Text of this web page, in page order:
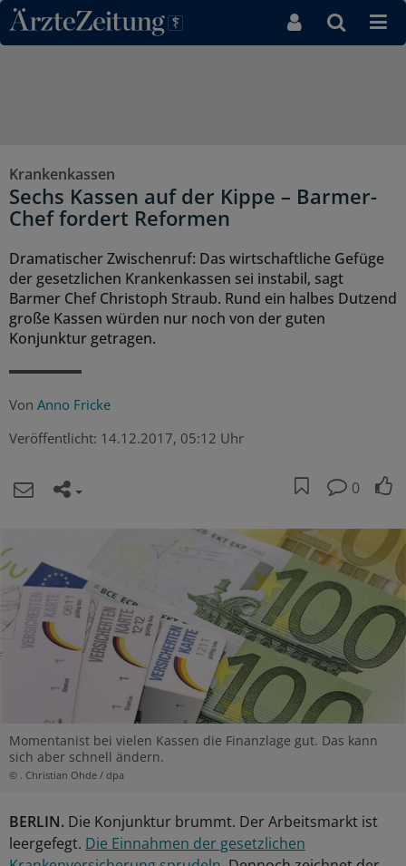
Direkt zum Inhaltsbereich
Krankenkassen
Sechs Kassen auf der Kippe – Barmer-
Chef fordert Reformen
Dramatischer Zwischenruf: Das wirtschaftliche Gefüge
der gesetzlichen Krankenkassen sei instabil, sagt
Barmer Chef Christoph Straub. Rund ein halbes Dutzend
große Kassen würden nur noch von der guten
Konjunktur getragen.
Von Anno Fricke
Veröffentlicht: 14.12.2017, 05:12 Uhr
0
Momentanist bei vielen Kassen die Finanzlage gut. Das kann
sich aber schnell ändern.
© . Christian Ohde / dpa
BERLIN. Die Konjunktur brummt. Der Arbeitsmarkt ist
leergefegt. Die Einnahmen der gesetzlichen